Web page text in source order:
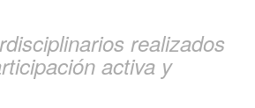
realizados
activa y